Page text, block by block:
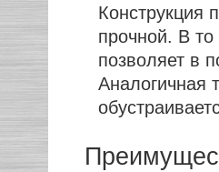
Конструкция
прочной. В
позволяет в
Аналогичная